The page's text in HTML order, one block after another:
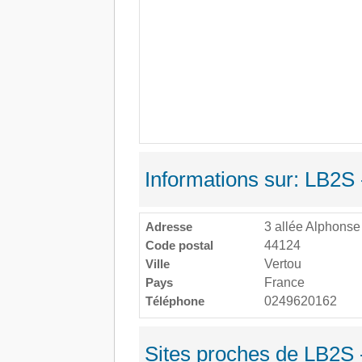
Informations sur:
Adresse
3 allée
Code postal
44124
Ville
Vertou
Pays
France
Téléphone
0249620162
Sites proches de